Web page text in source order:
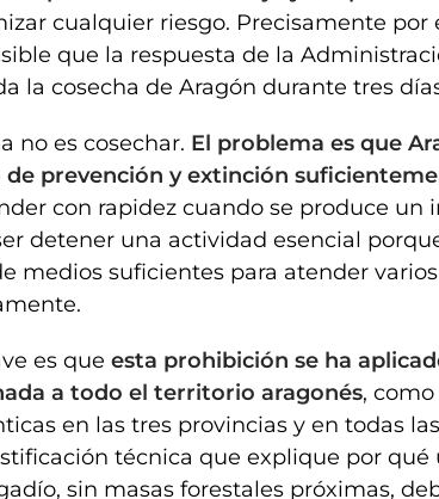
cualquier riesgo. Precisamente por
que la respuesta de la
la cosecha de Aragón durante tres
no es cosechar. El problema es que
de prevención y extinción
con rapidez cuando se produce un
detener una actividad esencial
medios suficientes para atender
es que esta prohibición se ha
a todo el territorio aragonés,
en las tres provincias y en todas
técnica que explique por qué
sin masas forestales próximas,